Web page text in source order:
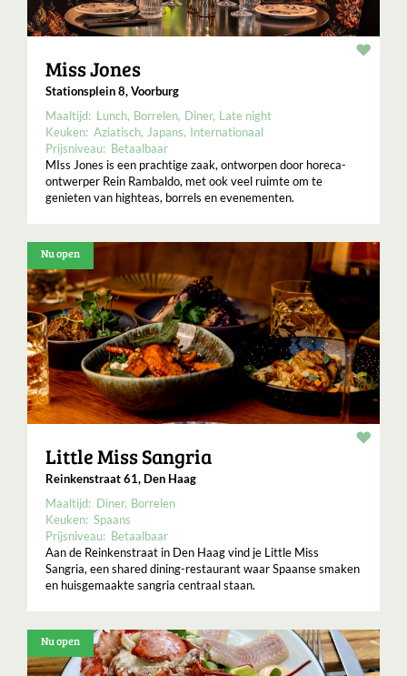
Miss Jones
Stationsplein 8, Voorburg
Maaltijd: Lunch Borrelen Diner Late night
Keuken: Aziatisch Japans Internationaal
Prijsniveau: Betaalbaar
MIss Jones is een prachtige zaak, ontworpen door horeca-
ontwerper Rein Rambaldo, met ook veel ruimte om te
genieten van highteas, borrels en evenementen.
Nu open
Little Miss Sangria
Reinkenstraat 61, Den Haag
Maaltijd: Diner Borrelen
Keuken: Spaans
Prijsniveau: Betaalbaar
Aan de Reinkenstraat in Den Haag vind je Little Miss
Sangria, een shared dining-restaurant waar Spaanse smaken
en huisgemaakte sangria centraal staan.
Nu open